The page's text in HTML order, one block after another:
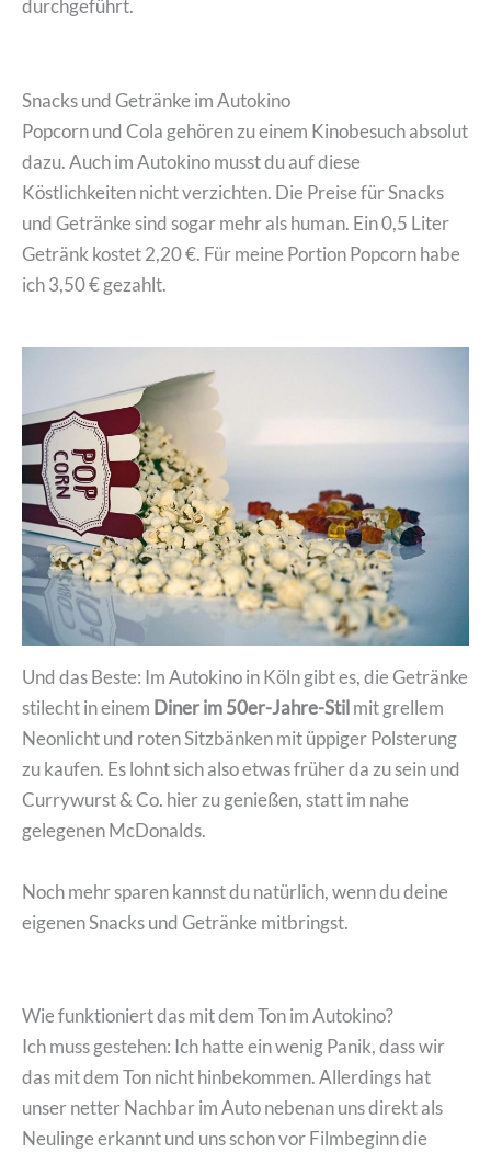
durchgeführt.
Snacks und Getränke im Autokino
Popcorn und Cola gehören zu einem Kinobesuch absolut
dazu. Auch im Autokino musst du auf diese
Köstlichkeiten nicht verzichten. Die Preise für Snacks
und Getränke sind sogar mehr als human. Ein 0,5 Liter
Getränk kostet 2,20 €. Für meine Portion Popcorn habe
ich 3,50 € gezahlt.
Und das Beste: Im Autokino in Köln gibt es, die Getränke
stilecht in einem Diner im 50er-Jahre-Stilmit grellem
Neonlicht und roten Sitzbänken mit üppiger Polsterung
zu kaufen. Es lohnt sich also etwas früher da zu sein und
Currywurst & Co. hier zu genießen, statt im nahe
gelegenen McDonalds.
Noch mehr sparen kannst du natürlich, wenn du deine
eigenen Snacks und Getränke mitbringst.
Wie funktioniert das mit dem Ton im Autokino?
Ich muss gestehen: Ich hatte ein wenig Panik, dass wir
das mit dem Ton nicht hinbekommen. Allerdings hat
unser netter Nachbar im Auto nebenan uns direkt als
Neulinge erkannt und uns schon vor Filmbeginn die